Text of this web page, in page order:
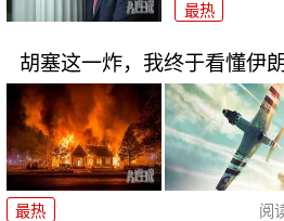
最热
胡塞这一炸，我终于看懂伊
最热 阅